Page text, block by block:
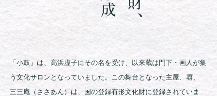
「小鼓」は、高浜虚子にその名を受け、以来蔵は門下・画人が集
う文化サロンとなっていました。この舞台となった主屋、塀、
三三庵（ささあん）は、国の登録有形文化財に登録されていま